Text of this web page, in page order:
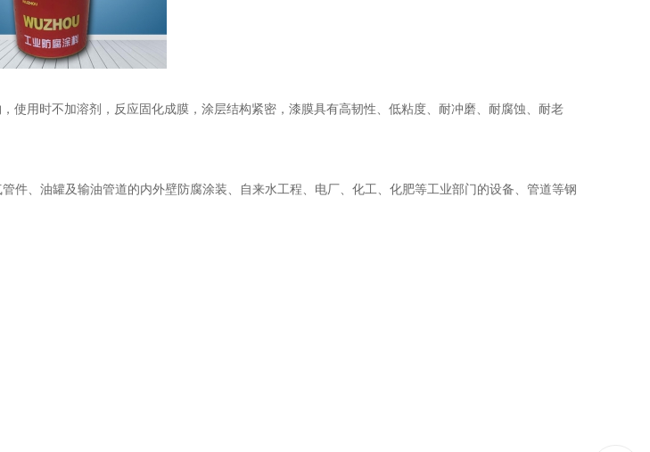
用时不加溶剂，反应固化成膜，涂层结构紧密，漆膜具有高韧性、低粘度、耐冲磨、耐腐蚀、耐老
、油罐及输油管道的内外壁防腐涂装、自来水工程、电厂、化工、化肥等工业部门的设备、管道等钢